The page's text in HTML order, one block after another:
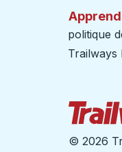
politique
Trailways
© 2026